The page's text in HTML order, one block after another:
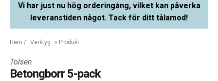
Vi har just nu hög orderingång, vilket kan påverka
leveranstiden något. Tack för ditt tålamod!
Hem / Verktyg » Produkt
Tolsen
Betongborr 5-pack